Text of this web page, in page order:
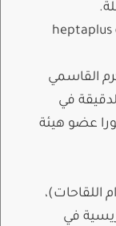
تلا الجلسه الأولى معرض خاصّ بشركة heptaplus
القاسمي
في
عضو هيئة
اللقاحات)،
في